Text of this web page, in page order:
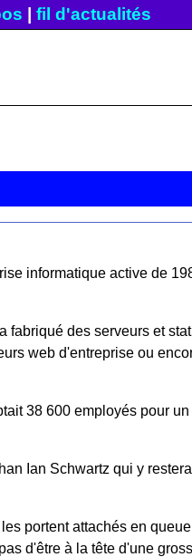
fil d'actualités
informatique active de
des serveurs et
web d'entreprise ou
38 600 employés pour
Ian Schwartz qui y
portent attachés en
d'être à la tête d'une